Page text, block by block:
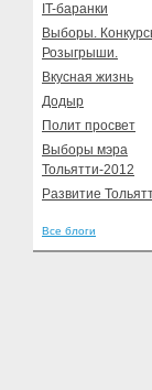
IT-баранки
Выборы.
Розыгрыши.
Вкусная жизнь
Додыр
Полит просвет
Выборы мэра
Тольятти-2012
Развитие
Все блоги